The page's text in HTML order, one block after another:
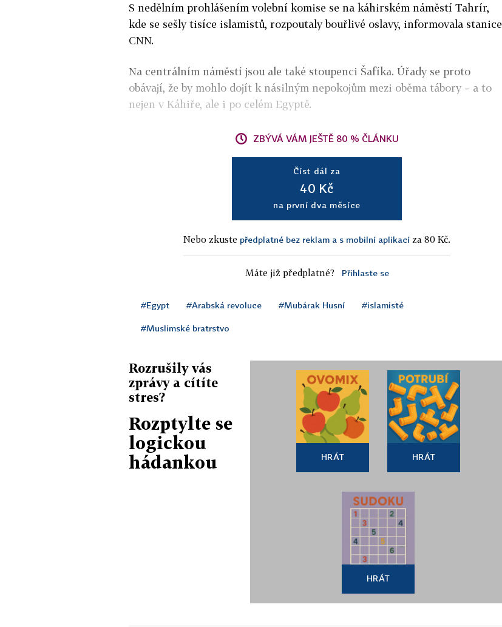
S nedělním prohlášením volební komise se na káhirském náměstí Tahrír,
kde se sešly tisíce islamistů, rozpoutaly bouřlivé oslavy, informovala stanice
CNN.
Na centrálním náměstí jsou ale také stoupenci Šafíka. Úřady se proto
obávají, že by mohlo dojít k násilným nepokojům mezi oběma tábory – a to
nejen v Káhiře, ale i po celém Egyptě.
ZBÝVÁ VÁM JEŠTĚ 80 % ČLÁNKU
Číst dál za
40 Kč
na první dva měsíce
Nebo zkuste předplatné bez reklam a s mobilní aplikací za 80 Kč.
Máte již předplatné? Přihlaste se
#Egypt #Arabská revoluce #Mubárak Husní #islamisté
#Muslimské bratrstvo
Rozrušily vás
zprávy a cítíte
stres?
Rozptylte se
logickou
hádankou
HRÁT HRÁT
HRÁT